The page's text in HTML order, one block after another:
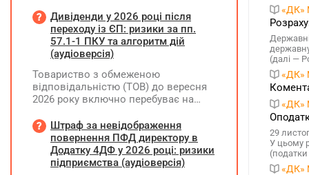
«ДК»
(далі —
«ДК»
«ДК»
29
У цьому
«ДК»
карткового рахунку працівника та
підтвердження таких операцій
первинними документами, належать
до компетенції Мінфіну
Дивіденди у 2026 році після
переходу із ЄП: ризики за пп.
57.1-1 ПКУ та алгоритм дій
(аудіоверсія)
Товариство з обмеженою
відповідальністю (ТОВ) до вересня
2026 року включно перебуває на
(єдиний податок, 3 група, ставка 5%,
неплатник ПДВ). З 1 жовтня 2026
року підприємство переходить на
загальну систему оподаткування
Штраф за невідображення
повернення ПФД директору в
Додатку 4ДФ у 2026 році: ризики
підприємства (аудіоверсія)